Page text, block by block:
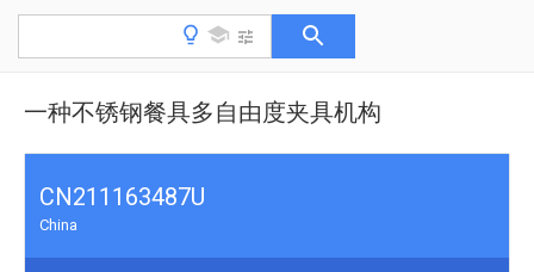
一种不锈钢餐具多自由度夹具机构
CN211163487U
China